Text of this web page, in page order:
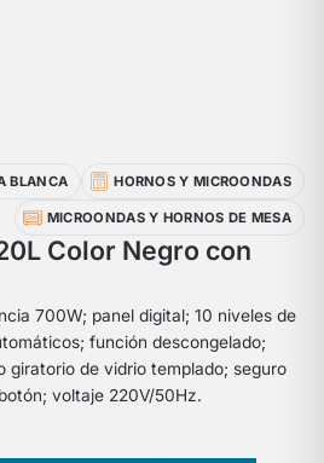
BLANCA HORNOS Y MICROONDAS
MICROONDAS Y HORNOS DE MESA
Color Negro con
700W; panel digital; 10 niveles de
función descongelado;
giratorio de vidrio templado; seguro
voltaje 220V/50Hz.